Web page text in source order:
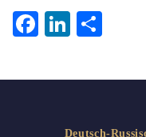
FacebookLinkedIn
Deutsch-